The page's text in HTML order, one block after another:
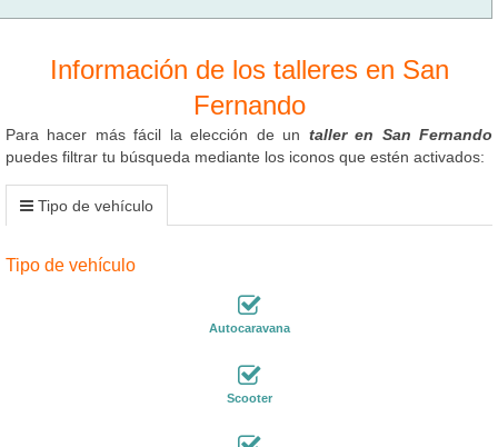
Información de los talleres en San
Fernando
Para hacer más fácil la elección de un taller en San Fernando
puedes filtrar tu búsqueda mediante los iconos que estén activados:
Tipo de vehículo
Tipo de vehículo
Autocaravana
Scooter